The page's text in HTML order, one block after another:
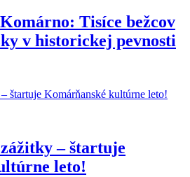
Tisíce bežcov
v historickej pevnosti
– štartuje
leto!